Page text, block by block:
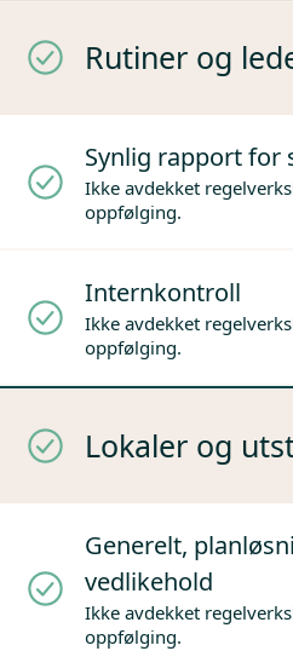
Rutiner og
Synlig rapport for
Ikke avdekket
oppfølging.
Internkontroll
Ikke avdekket
oppfølging.
Lokaler og
Generelt,
vedlikehold
Ikke avdekket
oppfølging.